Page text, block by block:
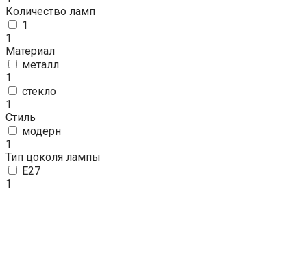
Количество ламп
1
1
Материал
металл
1
стекло
1
Стиль
модерн
1
Тип цоколя лампы
E27
1